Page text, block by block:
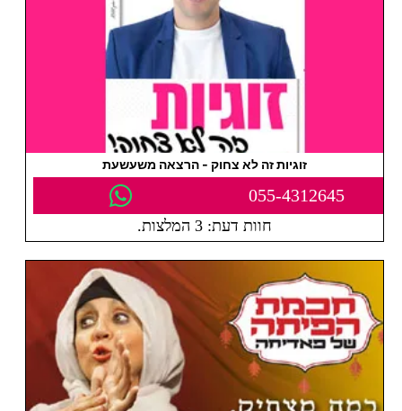
זוגיות זה לא צחוק - הרצאה משעשעת
055-4312645
חוות דעת: 3 המלצות.